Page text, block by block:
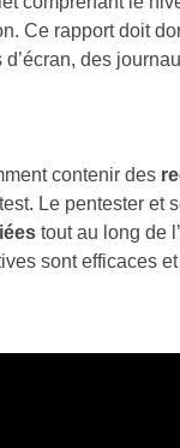
Ce rapport doit
des
contenir des
Le pentester et
tout au long de
sont efficaces